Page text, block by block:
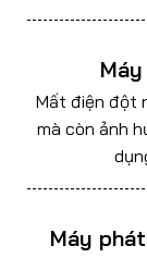
Mất điện đột
mà còn ảnh
Máy